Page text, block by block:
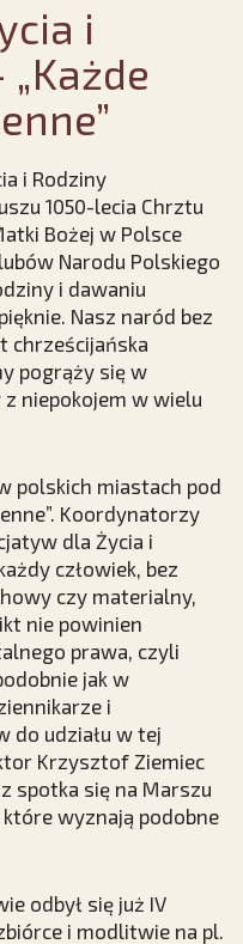
i
i Rodziny
1050-lecia Chrztu
Bożej w Polsce
Narodu Polskiego
i dawaniu
Nasz naród bez
chrześcijańska
pogrąży się w
niepokojem w wielu
polskich miastach pod
Koordynatorzy
dla Życia i
człowiek, bez
czy materialny,
nie powinien
prawa, czyli
jak w
i
do udziału w tej
Krzysztof Ziemiec
spotka się na Marszu
wyznają podobne
odbył się już IV
i modlitwie na pl.